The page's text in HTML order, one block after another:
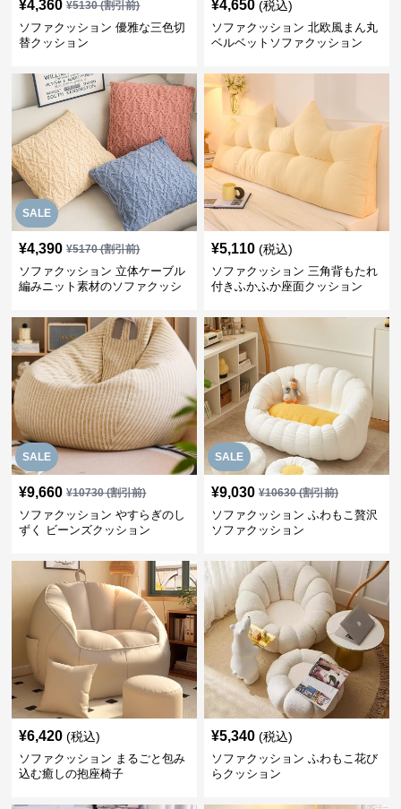
¥4,360 ¥5130(割引前)
ソファクッション 優雅な三色切
替クッション
¥4,650 (税込)
ソファクッション 北欧風まん丸
ベルベットソファクッション
SALE
¥4,390 ¥5170(割引前)
ソファクッション 立体ケーブル
編みニット素材のソファクッシ
¥5,110 (税込)
ソファクッション 三角背もたれ
付きふかふか座面クッション
SALE
¥9,660 ¥10730(割引前)
ソファクッション やすらぎのし
ずく ビーンズクッション
SALE
¥9,030 ¥10630(割引前)
ソファクッション ふわもこ贅沢
ソファクッション
¥6,420 (税込)
ソファクッション まるごと包み
込む癒しの抱座椅子
¥5,340 (税込)
ソファクッション ふわもこ花び
らクッション